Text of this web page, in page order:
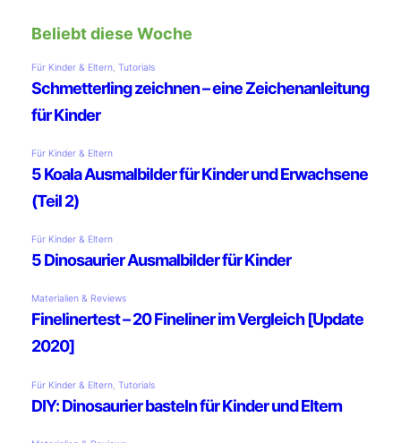
Beliebt diese Woche